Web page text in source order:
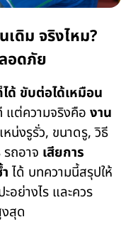
เดิม จริงไหม?
อดภัย
ด้ ขับต่อได้เหมือน
แต่ความจริงคือ งาน
หน่งรูรั่ว, ขนาดรู, วิธี
รถอาจ เสียการ
ได้ บทความนี้สรุปให้
อย่างไร และควร
สุด